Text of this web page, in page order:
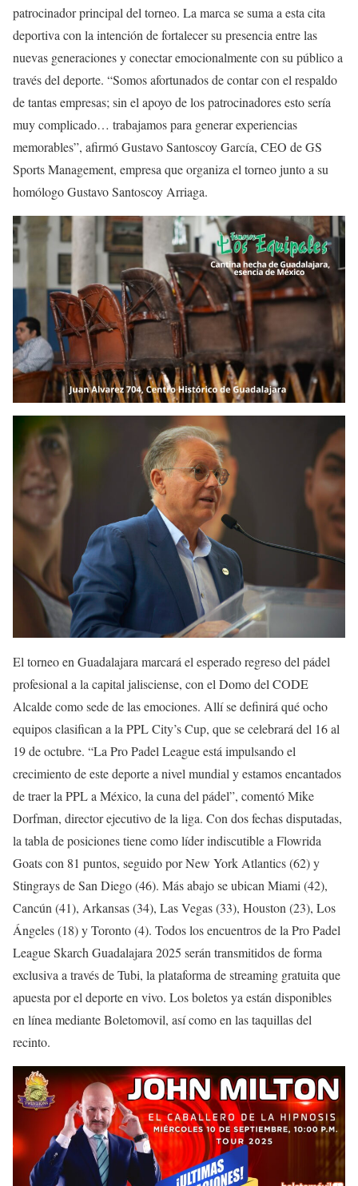
patrocinador principal del torneo. La marca se suma a esta cita
deportiva con la intención de fortalecer su presencia entre las
nuevas generaciones y conectar emocionalmente con su público a
través del deporte. “Somos afortunados de contar con el respaldo
de tantas empresas; sin el apoyo de los patrocinadores esto sería
muy complicado… trabajamos para generar experiencias
memorables”, afirmó Gustavo Santoscoy García, CEO de GS
Sports Management, empresa que organiza el torneo junto a su
homólogo Gustavo Santoscoy Arriaga.
El torneo en Guadalajara marcará el esperado regreso del pádel
profesional a la capital jalisciense, con el Domo del CODE
Alcalde como sede de las emociones. Allí se definirá qué ocho
equipos clasifican a la PPL City’s Cup, que se celebrará del 16 al
19 de octubre. “La Pro Padel League está impulsando el
crecimiento de este deporte a nivel mundial y estamos encantados
de traer la PPL a México, la cuna del pádel”, comentó Mike
Dorfman, director ejecutivo de la liga. Con dos fechas disputadas,
la tabla de posiciones tiene como líder indiscutible a Flowrida
Goats con 81 puntos, seguido por New York Atlantics (62) y
Stingrays de San Diego (46). Más abajo se ubican Miami (42),
Cancún (41), Arkansas (34), Las Vegas (33), Houston (23), Los
Ángeles (18) y Toronto (4). Todos los encuentros de la Pro Padel
League Skarch Guadalajara 2025 serán transmitidos de forma
exclusiva a través de Tubi, la plataforma de streaming gratuita que
apuesta por el deporte en vivo. Los boletos ya están disponibles
en línea mediante Boletomovil, así como en las taquillas del
recinto.